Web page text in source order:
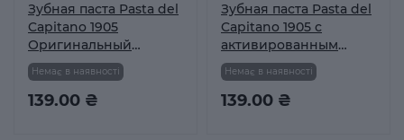
Зубная паста Pasta del
Capitano 1905
Оригинальный
рецепт 75мл
139.00 ₴
Немає в наявності
Зубная паста Pasta del
Capitano 1905 с
активированным
углем 75 мл
139.00 ₴
Немає в наявності